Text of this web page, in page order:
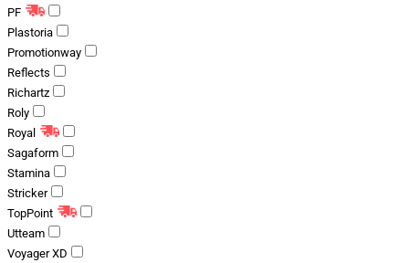
PF
Plastoria
Promotionway
Reflects
Richartz
Roly
Royal
Sagaform
Stamina
Stricker
TopPoint
Utteam
Voyager XD